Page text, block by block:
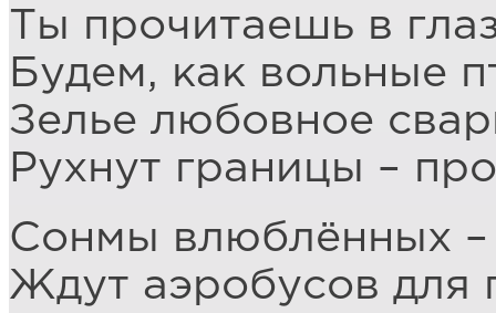
Ты прочитаешь в
Будем, как вольные
Зелье любовное
Рухнут границы –
Сонмы влюблённых –
Ждут аэробусов для